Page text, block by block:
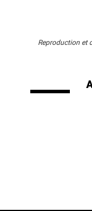
Reproduction et